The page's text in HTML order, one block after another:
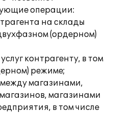
операции:
на склады
(ордерном)
контрагенту, в том
режиме;
магазинами,
магазинами
в том числе